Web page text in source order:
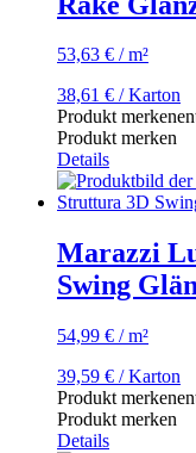
53,63 € /m²
38,61 € / Karton
Produkt merken
Produkt merken
Details
Marazzi
Swing
54,99 € /m²
39,59 € / Karton
Produkt merken
Produkt merken
Details